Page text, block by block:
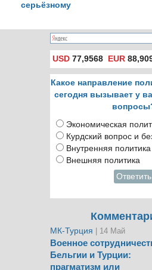
серьёзному
USD 77,9568 EUR
Какое направление
сегодня вызывает у
Экономическая
Курдский вопрос и
Внутренняя
Внешняя политика
Ответить
МК-Турция | 14 Май
Военное
Бельгии и Турции:
прагматизм или